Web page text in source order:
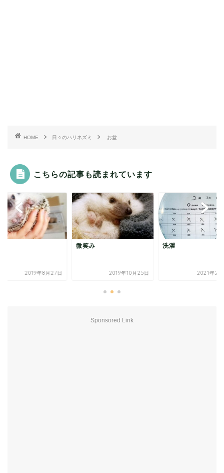
HOME 日々のハリネズミ お盆
こちらの記事も読まれています
2019年8月27日
微笑み
2019年10月25日
洗濯
2021年2
Sponsored Link